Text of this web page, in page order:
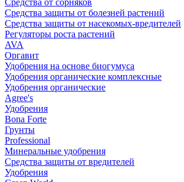
Средства от сорняков
Средства защиты от болезней растений
Средства защиты от насекомых-вредителей
Регуляторы роста растений
AVA
Оргавит
Удобрения на основе биогумуса
Удобрения органические комплексные
Удобрения органические
Agree's
Удобрения
Bona Forte
Грунты
Professional
Минеральные удобрения
Средства защиты от вредителей
Удобрения